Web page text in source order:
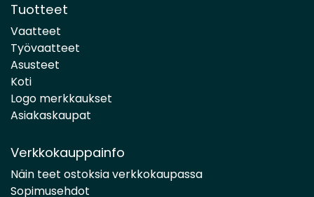
Tuotteet
Vaatteet
Työvaatteet
Asusteet
Koti
Logo merkkaukset
Asiakaskaupat
Verkkokauppainfo
Näin teet ostoksia verkkokaupassa
Sopimusehdot